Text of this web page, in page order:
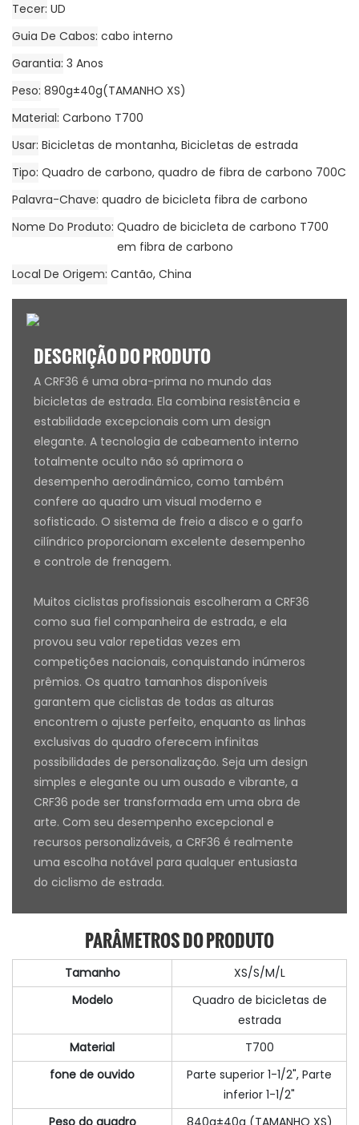
Tecer UD
Guia De Cabos cabo interno
Garantia 3 Anos
Peso 890g±40g(TAMANHO XS)
Material Carbono T700
Usar Bicicletas de montanha, Bicicletas de estrada
Tipo Quadro de carbono, quadro de fibra de carbono 700C
Palavra-Chave quadro de bicicleta fibra de carbono
Nome Do Produto Quadro de bicicleta de carbono T700
em fibra de carbono
Local De Origem Cantão, China
DESCRIÇÃO DO PRODUTO
A CRF36 é uma obra-prima no mundo das
bicicletas de estrada. Ela combina resistência e
estabilidade excepcionais com um design
elegante. A tecnologia de cabeamento interno
totalmente oculto não só aprimora o
desempenho aerodinâmico, como também
confere ao quadro um visual moderno e
sofisticado. O sistema de freio a disco e o garfo
cilíndrico proporcionam excelente desempenho
e controle de frenagem.
Muitos ciclistas profissionais escolheram a CRF36
como sua fiel companheira de estrada, e ela
provou seu valor repetidas vezes em
competições nacionais, conquistando inúmeros
prêmios. Os quatro tamanhos disponíveis
garantem que ciclistas de todas as alturas
encontrem o ajuste perfeito, enquanto as linhas
exclusivas do quadro oferecem infinitas
possibilidades de personalização. Seja um design
simples e elegante ou um ousado e vibrante, a
CRF36 pode ser transformada em uma obra de
arte. Com seu desempenho excepcional e
recursos personalizáveis, a CRF36 é realmente
uma escolha notável para qualquer entusiasta
do ciclismo de estrada.
PARÂMETROS DO PRODUTO
Tamanho
XS/S/M/L
Modelo
Quadro de bicicletas de
estrada
Material
T700
fone de ouvido
Parte superior 1-1/2", Parte
inferior 1-1/2"